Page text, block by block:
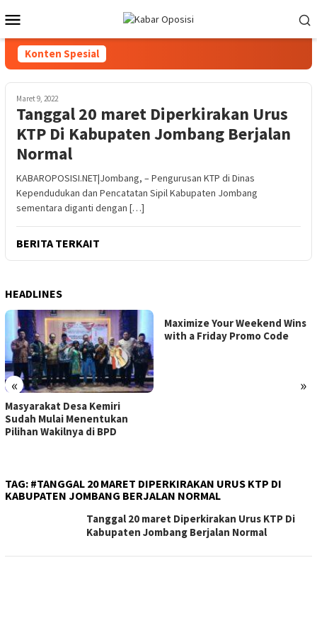
ke
kontenMobile
Konten Spesial
Maret 9, 2022
Tanggal 20 maret Diperkirakan Urus
KTP Di Kabupaten Jombang Berjalan
Normal
KABAROPOSISI.NET|Jombang, – Pengurusan KTP di Dinas
Kependudukan dan Pencatatan Sipil Kabupaten Jombang
sementara diganti dengan […]
BERITA TERKAIT
HEADLINES
« »
Masyarakat Desa Kemiri
Sudah Mulai Menentukan
Pilihan Wakilnya di BPD
Maximize Your Weekend Wins
with a Friday Promo Code
TAG: #TANGGAL 20 MARET DIPERKIRAKAN URUS KTP DI
KABUPATEN JOMBANG BERJALAN NORMAL
Tanggal 20 maret Diperkirakan Urus KTP Di
Kabupaten Jombang Berjalan Normal